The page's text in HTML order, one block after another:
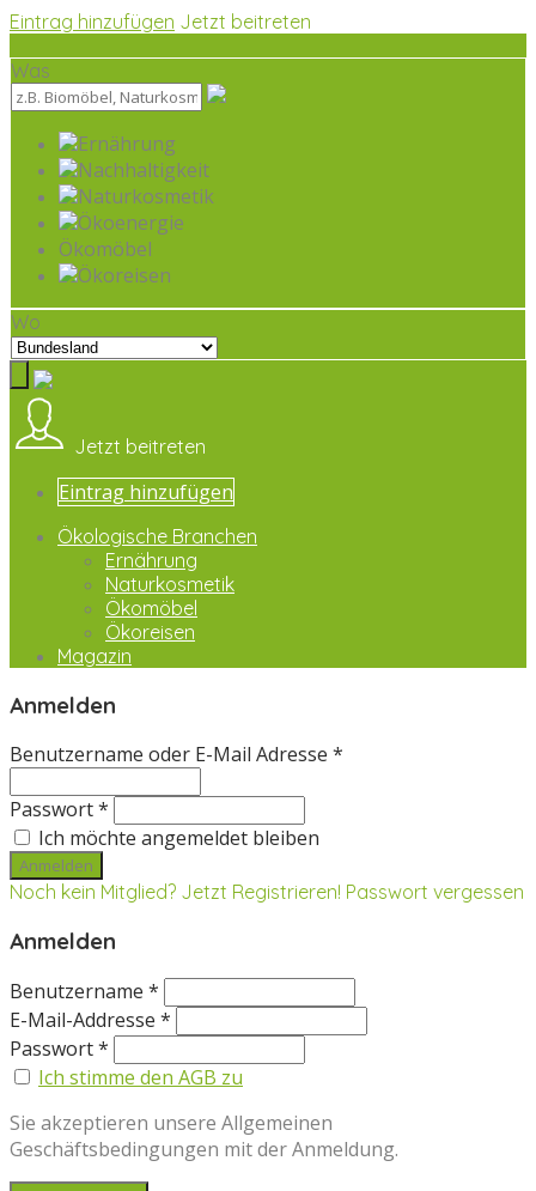
Eintrag hinzufügen Jetzt beitreten
Was
Ernährung
Nachhaltigkeit
Naturkosmetik
Ökoenergie
Ökomöbel
Ökoreisen
Wo
Jetzt beitreten
Eintrag hinzufügen
Ökologische Branchen
Ernährung
Naturkosmetik
Ökomöbel
Ökoreisen
Magazin
Anmelden
Benutzername oder E-Mail Adresse *
Passwort *
Ich möchte angemeldet bleiben
Noch kein Mitglied? Jetzt Registrieren! Passwort vergessen
Anmelden
Benutzername *
E-Mail-Addresse *
Passwort *
Ich stimme den AGB zu
Sie akzeptieren unsere Allgemeinen
Geschäftsbedingungen mit der Anmeldung.